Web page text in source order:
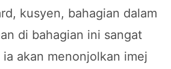
kusyen, bahagian dalam
di bahagian ini sangat
akan menonjolkan imej